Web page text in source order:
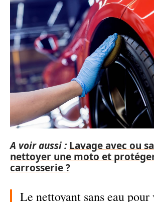
A voir aussi : Lavage avec ou
nettoyer une moto et
carrosserie ?
Le nettoyant sans eau